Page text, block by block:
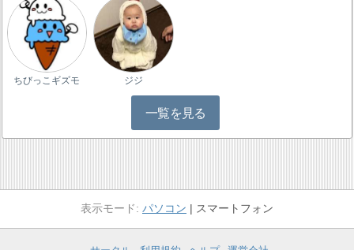
ちびっこギズモ ジジ
一覧を見る
パソコン スマートフォン